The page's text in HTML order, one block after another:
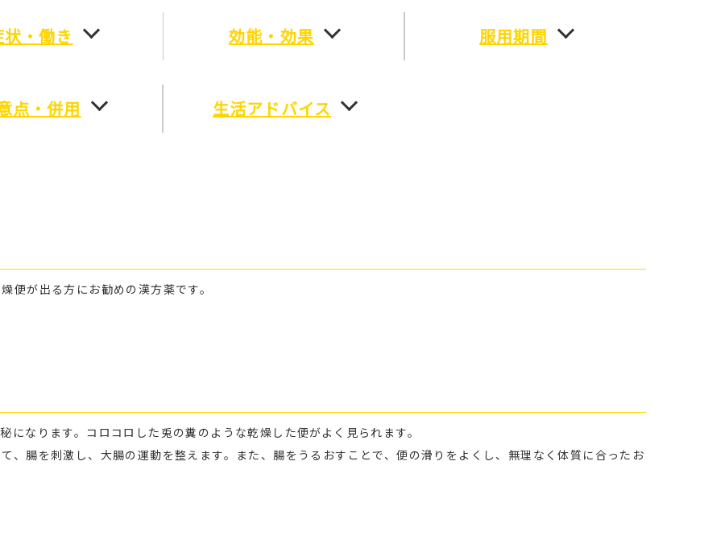
状・働き 効能・効果 服用期間
点・併用 生活アドバイス
便が出る方にお勧めの漢方薬です。
なります。コロコロした兎の糞のような乾燥した便がよく見られます。
、腸を刺激し、大腸の運動を整えます。また、腸をうるおすことで、便の滑りをよくし、無理なく体質に合ったお